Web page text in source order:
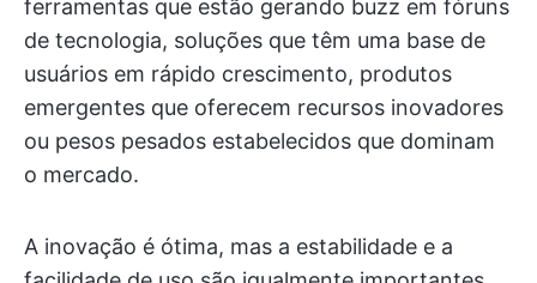
ferramentas que estão gerando buzz em fóruns
de tecnologia, soluções que têm uma base de
usuários em rápido crescimento, produtos
emergentes que oferecem recursos inovadores
ou pesos pesados estabelecidos que dominam
o mercado.
A inovação é ótima, mas a estabilidade e a